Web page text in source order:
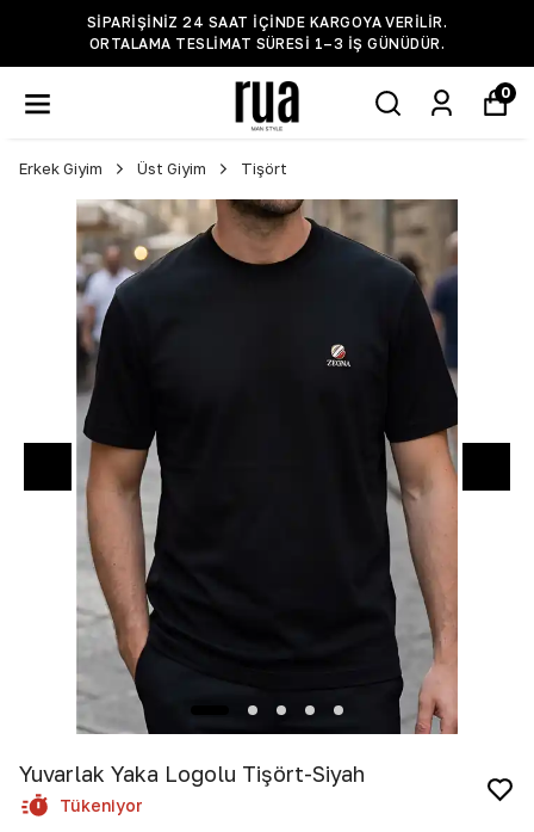
SIPARIŞINIZ 24 SAAT IÇINDE KARGOYA VERILIR.
ORTALAMA TESLIMAT SÜRESI 1–3 IŞ GÜNÜDÜR.
0
Erkek Giyim Üst Giyim Tişört
Yuvarlak Yaka Logolu Tişört-Siyah
Tükeniyor